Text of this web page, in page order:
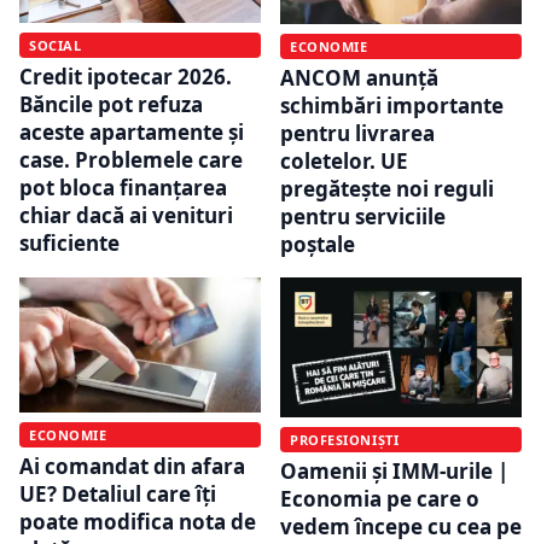
SOCIAL
Credit ipotecar 2026.
Băncile pot refuza
aceste apartamente și
case. Problemele care
pot bloca finanțarea
chiar dacă ai venituri
suficiente
ECONOMIE
ANCOM anunță
schimbări importante
pentru livrarea
coletelor. UE
pregătește noi reguli
pentru serviciile
poștale
ECONOMIE
Ai comandat din afara
UE? Detaliul care îți
poate modifica nota de
PROFESIONIȘTI
Oamenii și IMM-urile |
Economia pe care o
vedem începe cu cea pe